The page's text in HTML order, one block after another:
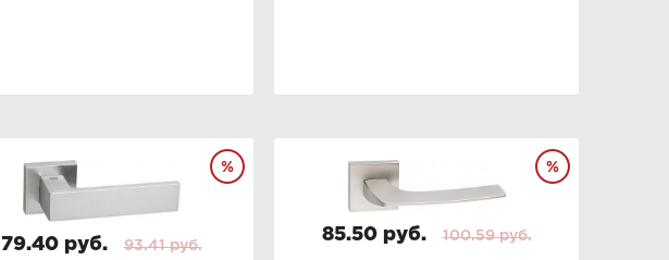
79.40 руб. 93.41 руб.
85.50 руб. 100.59 руб.